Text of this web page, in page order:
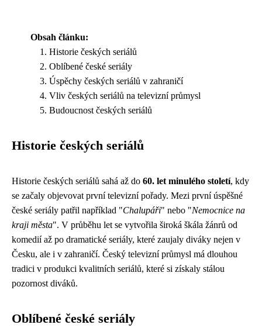
Obsah článku:
Historie českých seriálů
Oblíbené české seriály
Úspěchy českých seriálů v zahraničí
Vliv českých seriálů na televizní průmysl
Budoucnost českých seriálů
Historie českých seriálů
Historie českých seriálů sahá až do 60. let minulého století, kdy
se začaly objevovat první televizní pořady. Mezi první úspěšné
české seriály patřil například "Chalupáři" nebo "Nemocnice na
kraji města". V průběhu let se vytvořila široká škála žánrů od
komedií až po dramatické seriály, které zaujaly diváky nejen v
Česku, ale i v zahraničí. Český televizní průmysl má dlouhou
tradici v produkci kvalitních seriálů, které si získaly stálou
pozornost diváků.
Oblíbené české seriály